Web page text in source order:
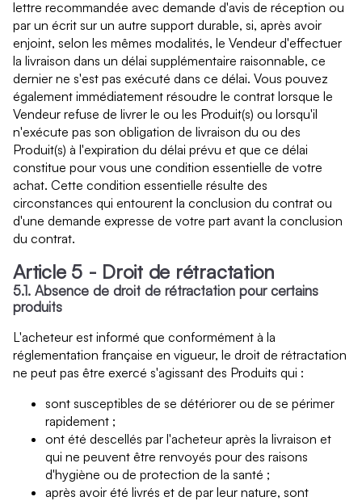
lettre recommandée avec demande d'avis de réception ou
par un écrit sur un autre support durable, si, après avoir
enjoint, selon les mêmes modalités, le Vendeur d'effectuer
la livraison dans un délai supplémentaire raisonnable, ce
dernier ne s'est pas exécuté dans ce délai. Vous pouvez
également immédiatement résoudre le contrat lorsque le
Vendeur refuse de livrer le ou les Produit(s) ou lorsqu'il
n'exécute pas son obligation de livraison du ou des
Produit(s) à l'expiration du délai prévu et que ce délai
constitue pour vous une condition essentielle de votre
achat. Cette condition essentielle résulte des
circonstances qui entourent la conclusion du contrat ou
d'une demande expresse de votre part avant la conclusion
du contrat.
Article 5 - Droit de rétractation
5.1. Absence de droit de rétractation pour certains
produits
L'acheteur est informé que conformément à la
réglementation française en vigueur, le droit de rétractation
ne peut pas être exercé s'agissant des Produits qui :
sont susceptibles de se détériorer ou de se périmer
rapidement ;
ont été descellés par l'acheteur après la livraison et
qui ne peuvent être renvoyés pour des raisons
d'hygiène ou de protection de la santé ;
après avoir été livrés et de par leur nature, sont